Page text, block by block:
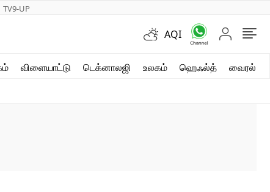
TV9-UP
AQI
விளையாட்டு டெக்னாலஜி உலகம் ஹெஃல்த் வைரல்